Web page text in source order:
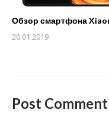
Обзор смартфона
20.01.2019
Post Comment